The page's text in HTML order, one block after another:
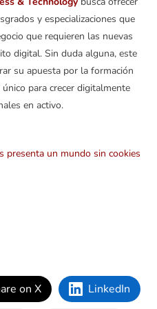
y especializaciones que
que requieren las nuevas
digital. Sin duda alguna, este
su apuesta por la formación
para crecer digitalmente
en activo.
presenta un mundo sin cookies
on X LinkedIn